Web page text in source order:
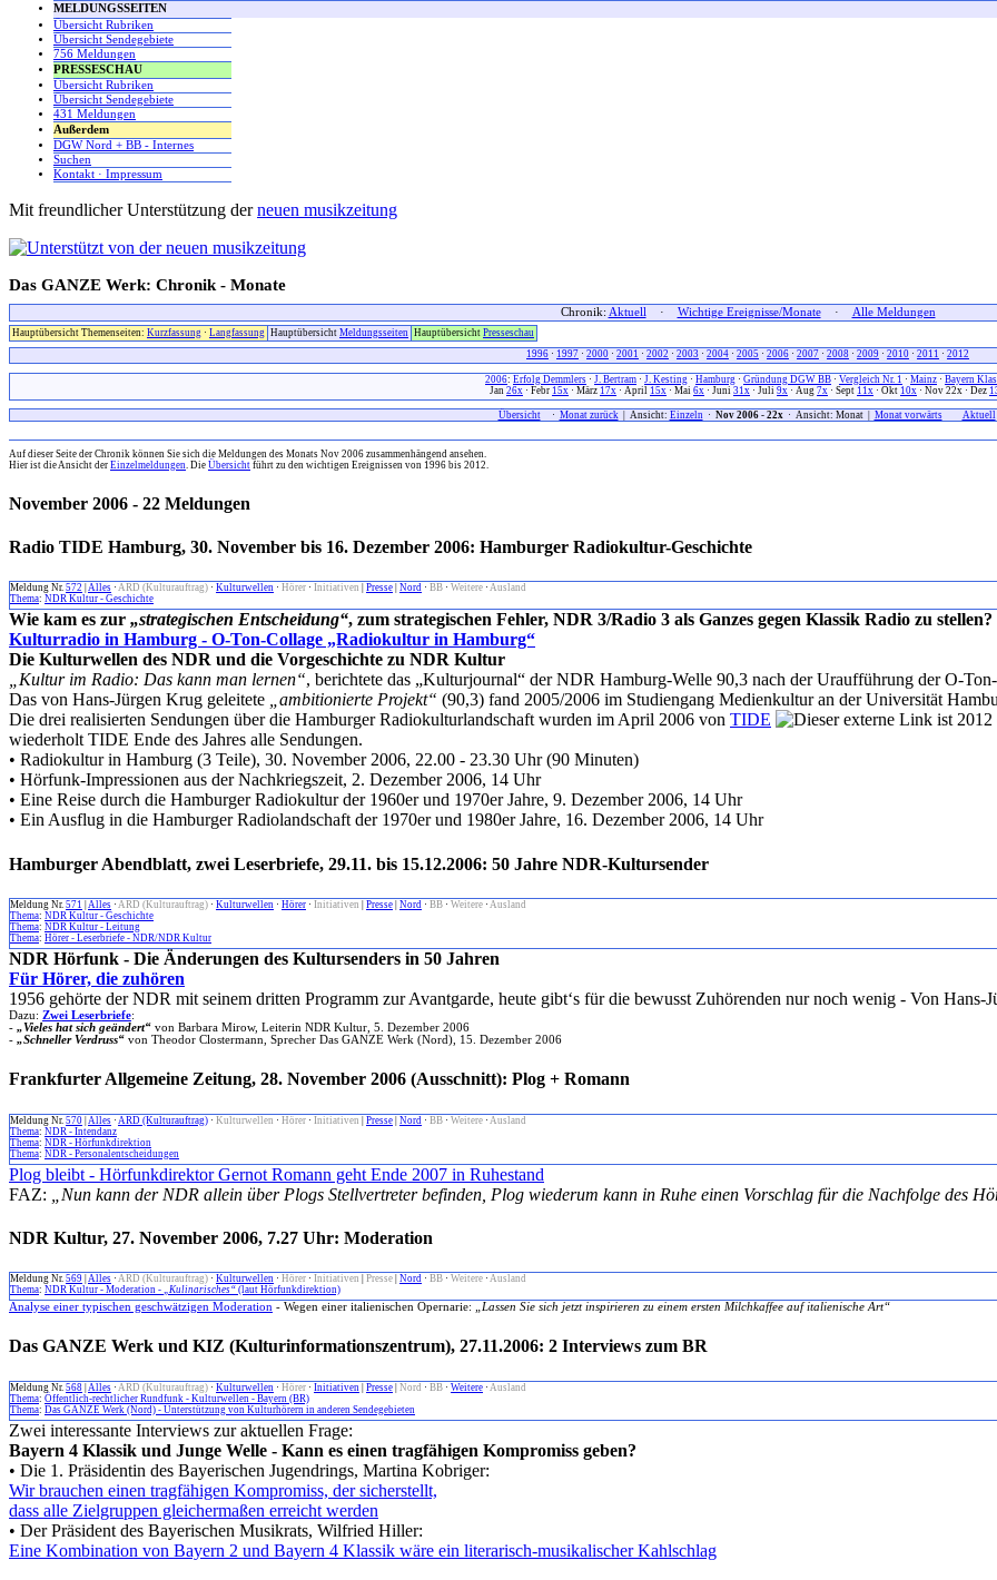
MELDUNGSSEITEN
Übersicht Rubriken
Übersicht Sendegebiete
756 Meldungen
PRESSESCHAU
Übersicht Rubriken
Übersicht Sendegebiete
431 Meldungen
Außerdem
DGW Nord + BB - Internes
Suchen
Kontakt · Impressum
Mit freundlicher Unterstützung derneuen musikzeitung
Das GANZE Werk: Chronik - Monate
Chronik: Aktuell · Wichtige Ereignisse/Monate· Alle Meldungen
Hauptübersicht Themenseiten: Kurzfassung · Langfassung Hauptübersicht Meldungsseiten Hauptübersicht Presseschau
1996 · 1997 · 2000 · 2001 · 2002 · 2003 · 2004 · 2005 · 2006 · 2007 · 2008 · 2009 · 2010 · 2011 · 2012
2006: Erfolg Demmlers · J. Bertram · J. Kesting · Hamburg · Gründung DGW BB · Vergleich Nr. 1 · Mainz · Bayern
Jan 26x · Febr 15x · März 17x · April 15x · Mai 6x · Juni 31x · Juli 9x · Aug 7x · Sept 11x · Okt 10x · Nov 22x · Dez
Übersichtxx · Monat zurück | Ansicht: Einzeln · Nov 2006 - 22x· Ansicht: Monat | Monat vorwärts Aktuell
Auf dieser Seite der Chronik können Sie sich die Meldungen des Monats Nov 2006 zusammenhängend ansehen.
Hier ist die Ansicht der Einzelmeldungen . Die Übersicht führt zu den wichtigen Ereignissen von 1996 bis 2012.
November 2006 - 22 Meldungen
Radio TIDE Hamburg, 30. November bis 16. Dezember 2006: Hamburger Radiokultur-Geschichte
Meldung Nr. 572 Alles · ARD (Kulturauftrag) · Kulturwellen · Hörer · Initiativen Presse Nord · BB · Weitere · Ausland
Thema: NDR Kultur - Geschichte
Wie kam es zur „strategischen Entscheidung“, zum strategischen Fehler, NDR 3/Radio 3 als Ganzes gegen Klassik Radio zu stellen?
Kulturradio in Hamburg - O-Ton-Collage „Radiokultur in Hamburg“
Die Kulturwellen des NDR und die Vorgeschichte zu NDR Kultur
„Kultur im Radio: Das kann man lernen“, berichtete das „Kulturjournal“ der NDR Hamburg-Welle 90,3 nach der Uraufführung der O-
Das von Hans-Jürgen Krug geleitete „ambitionierte Projekt“ (90,3) fand 2005/2006 im Studiengang Medienkultur an der Universität
Die drei realisierten Sendungen über die Hamburger Radiokulturlandschaft wurden im April 2006 von TIDE
wiederholt TIDE Ende des Jahres alle Sendungen.
• Radiokultur in Hamburg (3 Teile), 30. November 2006, 22.00 - 23.30 Uhr (90 Minuten)
• Hörfunk-Impressionen aus der Nachkriegszeit, 2. Dezember 2006, 14 Uhr
• Eine Reise durch die Hamburger Radiokultur der 1960er und 1970er Jahre, 9. Dezember 2006, 14 Uhr
• Ein Ausflug in die Hamburger Radiolandschaft der 1970er und 1980er Jahre, 16. Dezember 2006, 14 Uhr
Hamburger Abendblatt, zwei Leserbriefe, 29.11. bis 15.12.2006: 50 Jahre NDR-Kultursender
Meldung Nr. 571 Alles · ARD (Kulturauftrag) · Kulturwellen · Hörer · Initiativen Presse Nord · BB · Weitere · Ausland
Thema: NDR Kultur - Geschichte
Thema: NDR Kultur - Leitung
Thema: Hörer - Leserbriefe - NDR/NDR Kultur
NDR Hörfunk - Die Änderungen des Kultursenders in 50 Jahren
Für Hörer, die zuhören
1956 gehörte der NDR mit seinem dritten Programm zur Avantgarde, heute gibt‘s für die bewusst Zuhörenden nur noch wenig - Von Hans-
Dazu: Zwei Leserbriefe:
- „Vieles hat sich geändert“ von Barbara Mirow, Leiterin NDR Kultur, 5. Dezember 2006
- „Schneller Verdruss“ von Theodor Clostermann, Sprecher Das GANZE Werk (Nord), 15. Dezember 2006
Frankfurter Allgemeine Zeitung, 28. November 2006 (Ausschnitt): Plog + Romann
Meldung Nr. 570 Alles · ARD (Kulturauftrag) · Kulturwellen · Hörer · Initiativen Presse Nord · BB · Weitere · Ausland
Thema: NDR - Intendanz
Thema: NDR - Hörfunkdirektion
Thema: NDR - Personalentscheidungen
Plog bleibt - Hörfunkdirektor Gernot Romann geht Ende 2007 in Ruhestand
FAZ:
„Nun kann der NDR allein über Plogs Stellvertreter befinden, Plog wiederum kann in Ruhe einen Vorschlag für die Nachfolge des
NDR Kultur, 27. November 2006, 7.27 Uhr: Moderation
Meldung Nr. 569 Alles · ARD (Kulturauftrag) · Kulturwellen · Hörer · Initiativen Presse Nord · BB · Weitere · Ausland
Thema: NDR Kultur - Moderation - „Kulinarisches“ (laut Hörfunkdirektion)
Analyse einer typischen geschwätzigen Moderation - Wegen einer italienischen Opernarie: „Lassen Sie sich jetzt inspirieren zu einem ersten Milchkaffee auf italienische Art“
Das GANZE Werk und KIZ (Kulturinformationszentrum), 27.11.2006: 2 Interviews zum BR
Meldung Nr. 568 Alles · ARD (Kulturauftrag) · Kulturwellen · Hörer · Initiativen Presse Nord · BB · Weitere · Ausland
Thema: Öffentlich-rechtlicher Rundfunk - Kulturwellen - Bayern (BR)
Thema: Das GANZE Werk (Nord) - Unterstützung von Kulturhörern in anderen Sendegebieten
Zwei interessante Interviews zur aktuellen Frage:
Bayern 4 Klassik und Junge Welle - Kann es einen tragfähigen Kompromiss geben?
• Die 1. Präsidentin des Bayerischen Jugendrings, Martina Kobriger:
Wir brauchen einen tragfähigen Kompromiss, der sicherstellt,
dass alle Zielgruppen gleichermaßen erreicht werden
• Der Präsident des Bayerischen Musikrats, Wilfried Hiller:
Eine Kombination von Bayern 2 und Bayern 4 Klassik wäre ein literarisch-musikalischer Kahlschlag